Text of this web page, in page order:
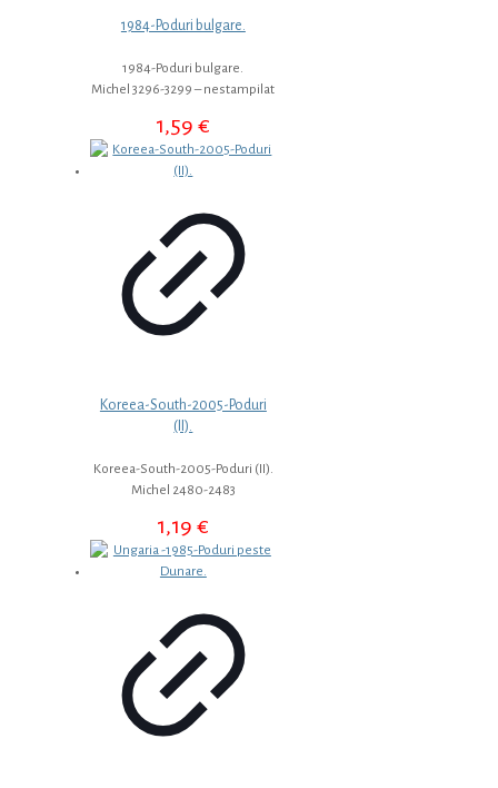
1984-Poduri bulgare.
1984-Poduri bulgare.
Michel 3296-3299 – nestampilat
1,59€
Koreea-South-2005-Poduri
(II).
Koreea-South-2005-Poduri (II).
Michel 2480-2483
1,19€